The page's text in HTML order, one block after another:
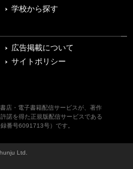
学校から探す
広告掲載について
サイトポリシー
店・電子書籍配信サービスが、著作
諾を得た正規版配信サービスである
番号6091713号）です。
Ltd.